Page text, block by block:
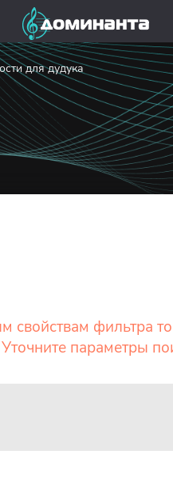
для дудука
свойствам фильтра
Уточните параметры